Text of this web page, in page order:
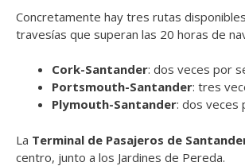
Concretamente hay tres rutas
travesías que superan las 20 horas de
Cork-Santander: dos veces por
Portsmouth-Santander: tres
Plymouth-Santander: dos veces
La Terminal de Pasajeros de
centro, junto a los Jardines de Pereda.